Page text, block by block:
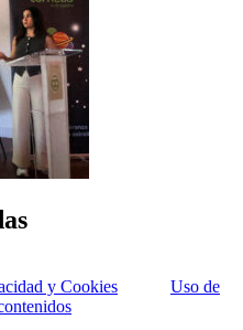
y Cookies
Uso de